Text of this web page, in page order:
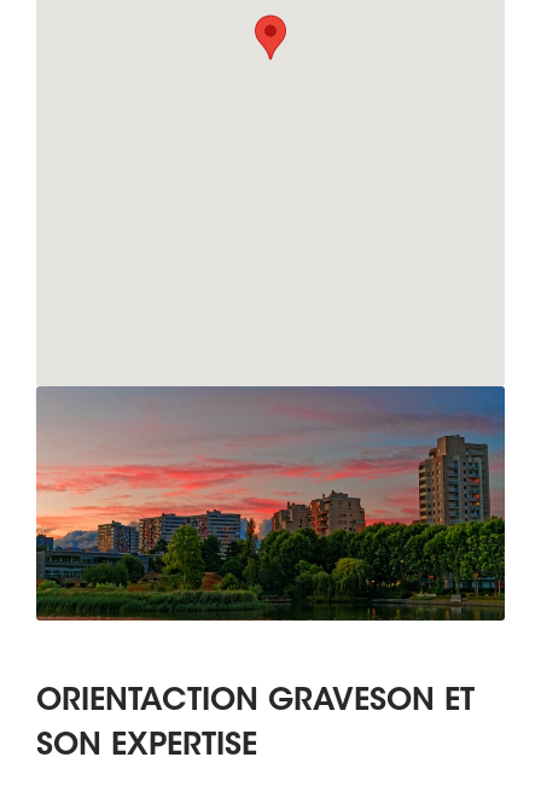
ORIENTACTION GRAVESON ET
SON EXPERTISE